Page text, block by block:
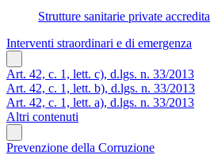
Strutture sanitarie private
Interventi straordinari e di emergenza
Art. 42, c. 1, lett. c), d.lgs. n. 33/2013
Art. 42, c. 1, lett. b), d.lgs. n. 33/2013
Art. 42, c. 1, lett. a), d.lgs. n. 33/2013
Altri contenuti
Prevenzione della Corruzione